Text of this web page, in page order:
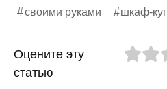
своими руками шкаф-
Оцените эту
статью